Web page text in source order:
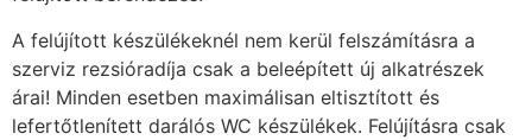
A felújított készülékeknél nem kerül felszámításra a
szerviz rezsióradíja csak a beleépített új alkatrészek
árai! Minden esetben maximálisan eltisztított és
lefertőtlenített darálós WC készülékek. Felújításra csak